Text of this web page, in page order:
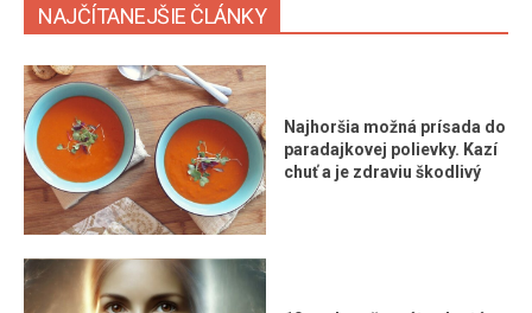
NAJČÍTANEJŠIE ČLÁNKY
Najhoršia možná prísada do
paradajkovej polievky. Kazí
chuť a je zdraviu škodlivý